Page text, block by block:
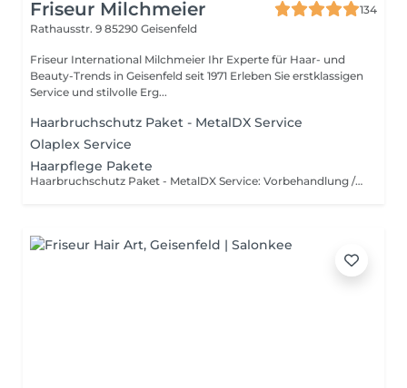
Friseur Milchmeier
134
Rathausstr. 9 85290 Geisenfeld
Friseur International Milchmeier Ihr Experte für Haar- und
Beauty-Trends in Geisenfeld seit 1971 Erleben Sie erstklassigen
Service und stilvolle Erg...
Haarbruchschutz Paket - MetalDX Service
Olaplex Service
Haarpflege Pakete
Haarbruchschutz Paket - MetalDX Service: Vorbehandlung / Shampoo / Maske / Conditioner Nachbehandlung Kerastase Premier Service: Intensiver Glanz- und Strukturaufbau